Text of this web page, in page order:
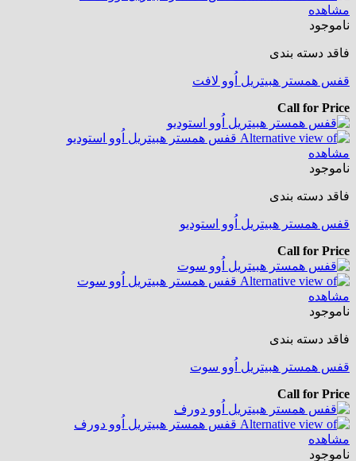
مشاهده
ناموجود
فاقد دسته بندی
قفس همستر هبیتریل اُوو لافت
Call for Price
مشاهده
ناموجود
فاقد دسته بندی
قفس همستر هبیتریل اُوو استودیو
Call for Price
مشاهده
ناموجود
فاقد دسته بندی
قفس همستر هبیتریل اُوو سوت
Call for Price
مشاهده
ناموجود